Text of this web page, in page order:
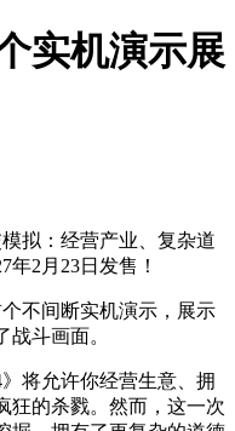
实机演示展
拟：经营产业、复杂道
2月23日发售！
不间断实机演示，展示
斗画面。
将允许你经营生意、拥
狂的杀戮。然而，这一次